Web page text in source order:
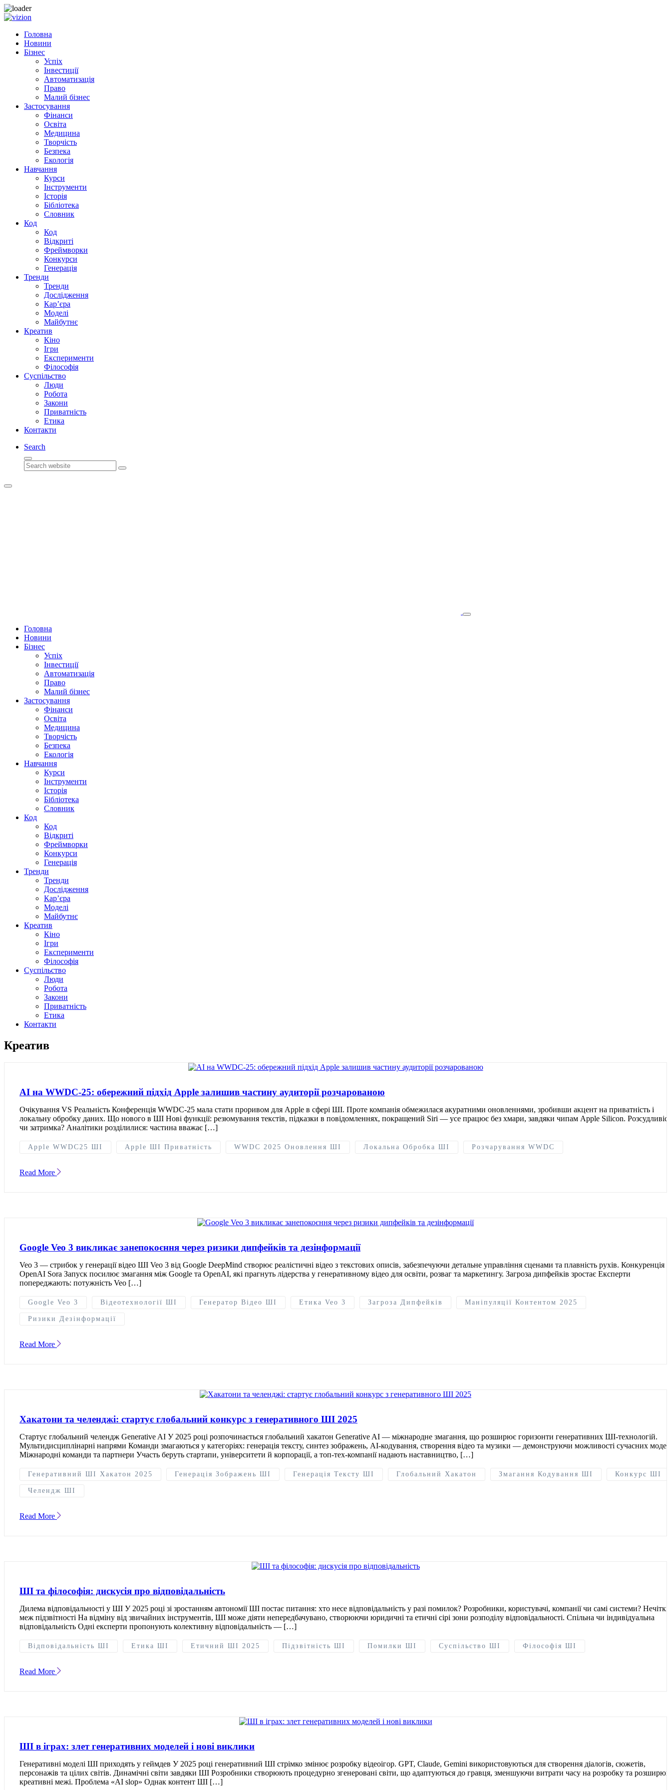
Skip to content
Головна
Новини
Бізнес
Успіх
Інвестиції
Автоматизація
Право
Малий бізнес
Застосування
Фінанси
Освіта
Медицина
Творчість
Безпека
Екологія
Навчання
Курси
Інструменти
Історія
Бібліотека
Словник
Код
Код
Відкриті
Фреймворки
Конкурси
Генерація
Тренди
Тренди
Дослідження
Кар’єра
Моделі
Майбутнє
Креатив
Кіно
Ігри
Експерименти
Філософія
Суспільство
Люди
Робота
Закони
Приватність
Етика
Контакти
Search
Search
Головна
Новини
Бізнес
Успіх
Інвестиції
Автоматизація
Право
Малий бізнес
Застосування
Фінанси
Освіта
Медицина
Творчість
Безпека
Екологія
Навчання
Курси
Інструменти
Історія
Бібліотека
Словник
Код
Код
Відкриті
Фреймворки
Конкурси
Генерація
Тренди
Тренди
Дослідження
Кар’єра
Моделі
Майбутнє
Креатив
Кіно
Ігри
Експерименти
Філософія
Суспільство
Люди
Робота
Закони
Приватність
Етика
Контакти
Креатив
AI на WWDC‑25: обережний підхід Apple залишив частину аудиторії розчарованою
Очікування VS Реальність Конференція WWDC-25 мала стати проривом для Apple в сфері ШІ. Проте компанія обмежилася акуратними оновленнями, зробивши акцент на приватність і
локальну обробку даних. Що нового в ШІ Нові функції: резюмування текстів, підказки в повідомленнях, покращений Siri — усе працює без хмари, завдяки чипам Apple Silicon.
чи затримка? Аналітики розділилися: частина вважає […]
Apple WWDC25 ШІ Apple ШІ Приватність WWDC 2025 Оновлення ШІ Локальна Обробка ШІ Розчарування WWDC
Read More
Google Veo 3 викликає занепокоєння через ризики дипфейків та дезінформації
Veo 3 — стрибок у генерації відео ШІ Veo 3 від Google DeepMind створює реалістичні відео з текстових описів, забезпечуючи детальне управління сценами та плавність рухів. Конкуренція з
OpenAI Sora Запуск посилює змагання між Google та OpenAI, які прагнуть лідерства у генеративному відео для освіти, розваг та маркетингу. Загроза дипфейків зростає Експерти
попереджають: потужність Veo […]
Google Veo 3 Відеотехнології ШІ Генератор Відео ШІ Етика Veo 3 Загроза Дипфейків Маніпуляції Контентом 2025
Ризики Дезінформації
Read More
Хакатони та челенджі: стартує глобальний конкурс з генеративного ШІ 2025
Стартує глобальний челендж Generative AI У 2025 році розпочинається глобальний хакатон Generative AI — міжнародне змагання, що розширює горизонти генеративних ШІ-технологій.
Мультидисциплінарні напрями Команди змагаються у категоріях: генерація тексту, синтез зображень, AI-кодування, створення відео та музики — демонструючи можливості сучасних
Міжнародні команди та партнери Участь беруть стартапи, університети й корпорації, а топ-тех-компанії надають наставництво, […]
Генеративний ШІ Хакатон 2025 Генерація Зображень ШІ Генерація Тексту ШІ Глобальний Хакатон Змагання Кодування ШІ Конкурс ШІ
Челендж ШІ
Read More
ШІ та філософія: дискусія про відповідальність
Дилема відповідальності у ШІ У 2025 році зі зростанням автономії ШІ постає питання: хто несе відповідальність у разі помилок? Розробники, користувачі, компанії чи самі системи?
меж підзвітності На відміну від звичайних інструментів, ШІ може діяти непередбачувано, створюючи юридичні та етичні сірі зони розподілу відповідальності. Спільна чи індивідуальна
відповідальність Одні експерти пропонують колективну відповідальність — […]
Відповідальність ШІ Етика ШІ Етичний ШІ 2025 Підзвітність ШІ Помилки ШІ Суспільство ШІ Філософія ШІ
Read More
ШІ в іграх: злет генеративних моделей і нові виклики
Генеративні моделі ШІ приходять у геймдев У 2025 році генеративний ШІ стрімко змінює розробку відеоігор. GPT, Claude, Gemini використовуються для створення діалогів, сюжетів,
персонажів та цілих світів. Динамічні світи завдяки ШІ Розробники створюють процедурно згенеровані світи, що адаптуються до гравця, зменшуючи витрати часу на розробку та
креативні межі. Проблема «AI slop» Однак контент ШІ […]